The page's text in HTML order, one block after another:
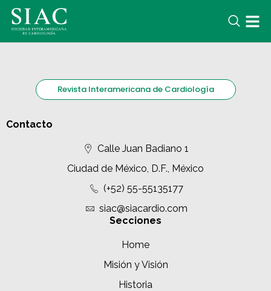
Revista Interamericana de Cardiología
Contacto
Calle Juan Badiano 1
Ciudad de México, D.F., México
(+52) 55-55135177
siac@siacardio.com
Secciones
Home
Misión y Visión
Historia